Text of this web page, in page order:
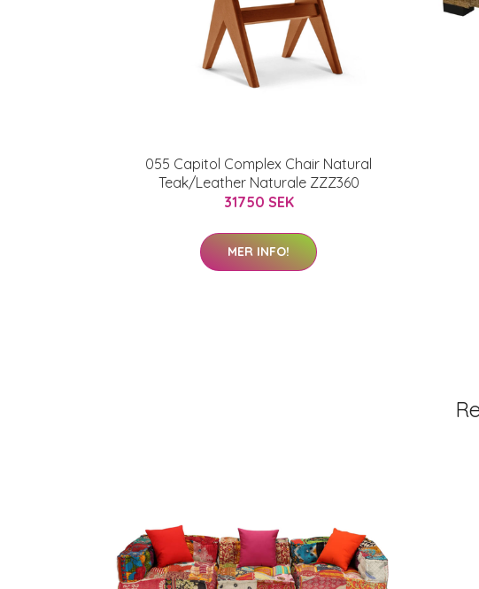
055 Capitol Complex Chair Natural
Teak/Leather Naturale ZZZ360
31750 SEK
MER INFO!